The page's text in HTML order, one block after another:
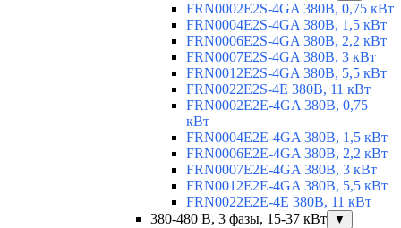
FRN0002E2S-4GA 380В, 0,75 кВт
FRN0004E2S-4GA 380В, 1,5 кВт
FRN0006E2S-4GA 380В, 2,2 кВт
FRN0007E2S-4GA 380В, 3 кВт
FRN0012E2S-4GA 380В, 5,5 кВт
FRN0022E2S-4E 380В, 11 кВт
FRN0002E2E-4GA 380В, 0,75
кВт
FRN0004E2E-4GA 380В, 1,5 кВт
FRN0006E2E-4GA 380В, 2,2 кВт
FRN0007E2E-4GA 380В, 3 кВт
FRN0012E2E-4GA 380В, 5,5 кВт
FRN0022E2E-4E 380В, 11 кВт
380-480 В, 3 фазы, 15-37 кВт
▼